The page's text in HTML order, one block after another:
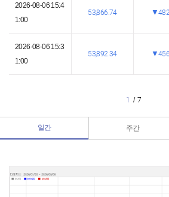
2026-08-06 15:4
1:00
53,866.74
2026-08-06 15:3
1:00
53,892.34
1 / 7
일간 주간